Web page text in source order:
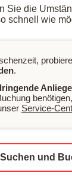
Sie die
schnell wie
.
Service-
Suchen und